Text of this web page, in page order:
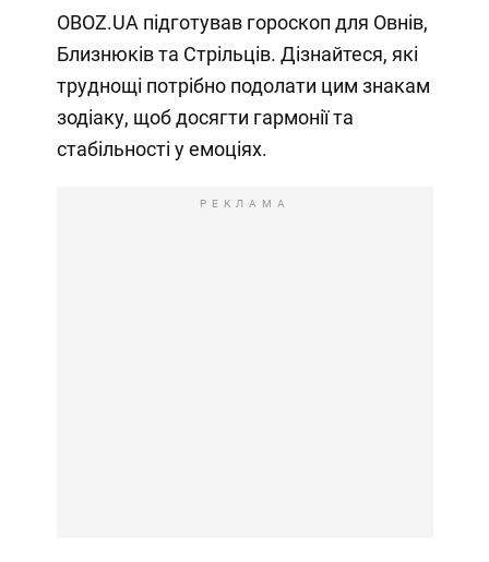
OBOZ.UA підготував гороскоп для Овнів,
Близнюків та Стрільців. Дізнайтеся, які
труднощі потрібно подолати цим знакам
зодіаку, щоб досягти гармонії та
стабільності у емоціях.
РЕКЛАМА